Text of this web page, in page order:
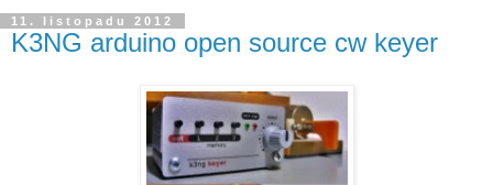
11. listopadu 2012
K3NG arduino open source cw keyer